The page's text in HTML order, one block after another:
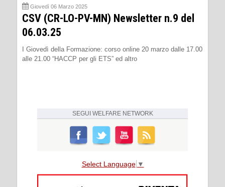
Giovedì 06 Marzo 2025
CSV (CR-LO-PV-MN) Newsletter n.9 del
06.03.25
I Giovedì della Formazione: corso online 20 marzo dalle 17.00
alle 21.00 “HACCP per gli ETS” ed altro
SEGUI WELFARE NETWORK
Select Language ▼